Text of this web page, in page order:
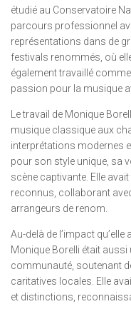
étudié au Conservatoire
parcours professionnel
représentations dans de
festivals renommés, où
également travaillé
passion pour la musique
Le travail de Monique
musique classique aux
interprétations modernes
pour son style unique, sa
scène captivante. Elle
reconnus, collaborant
arrangeurs de renom.
Au-delà de l’impact
Monique Borelli était
communauté, soutenant
caritatives locales. Elle
et distinctions,